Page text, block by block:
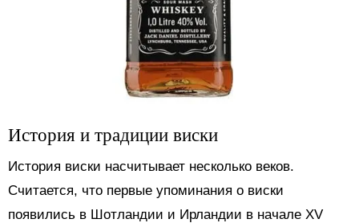
История и традиции виски
История виски насчитывает несколько веков.
Считается, что первые упоминания о виски
появились в Шотландии и Ирландии в начале XV